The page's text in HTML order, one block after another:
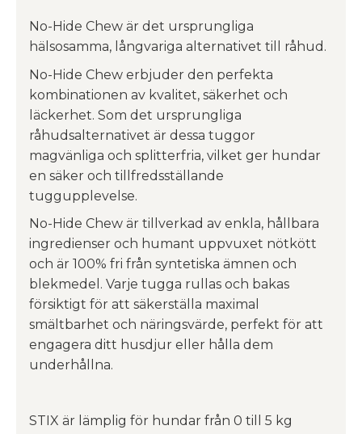
No-Hide Chew är det ursprungliga
hälsosamma, långvariga alternativet till råhud.
No-Hide Chew erbjuder den perfekta
kombinationen av kvalitet, säkerhet och
läckerhet. Som det ursprungliga
råhudsalternativet är dessa tuggor
magvänliga och splitterfria, vilket ger hundar
en säker och tillfredsställande
tuggupplevelse.
No-Hide Chew är tillverkad av enkla, hållbara
ingredienser och humant uppvuxet nötkött
och är 100% fri från syntetiska ämnen och
blekmedel. Varje tugga rullas och bakas
försiktigt för att säkerställa maximal
smältbarhet och näringsvärde, perfekt för att
engagera ditt husdjur eller hålla dem
underhållna.
STIX är lämplig för hundar från 0 till 5 kg